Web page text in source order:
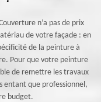
n’a pas de prix
de votre façade : en
de la peinture à
Pour que votre peinture
de remettre les travaux
entant que professionnel,
budget.